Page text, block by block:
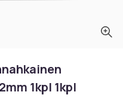
1kpl 1kpl